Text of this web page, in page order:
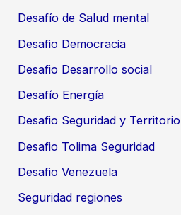
Desafío de Salud mental
Desafio Democracia
Desafio Desarrollo social
Desafío Energía
Desafio Seguridad y Territorio
Desafio Tolima Seguridad
Desafio Venezuela
Seguridad regiones